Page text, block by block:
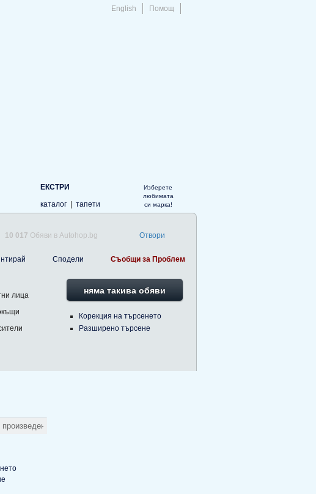
English Помощ
ЕКСТРИ
каталог
тапети
Изберете
любимата
си марка!
10 017 Обяви в Autohop.bg Отвори
Сподели Съобщи за Проблем
лица
няма такива обяви
Корекция на търсенето
Разширено търсене